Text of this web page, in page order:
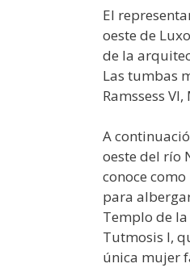
El
oeste de
de la
Las tumbas
Ramssess
A
oeste del río
conoce
para
Templo de
Tutmosis I,
única mujer